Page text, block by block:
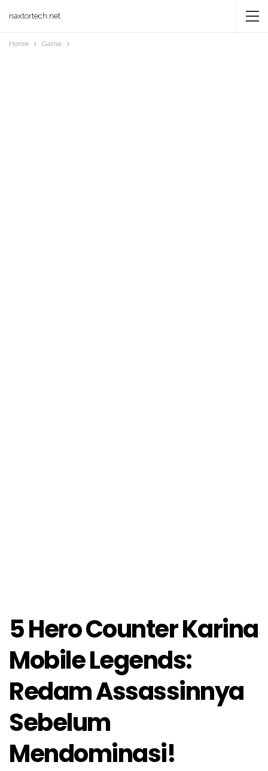
naxtortech.net
Home Game
5 Hero Counter Karina
Mobile Legends:
Redam Assassinnya
Sebelum
Mendominasi!